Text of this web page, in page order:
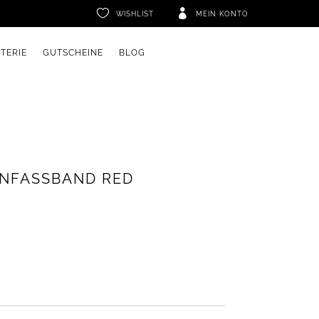
 WISHLIST  MEIN KONTO
GUTSCHEINE BLOG
RED